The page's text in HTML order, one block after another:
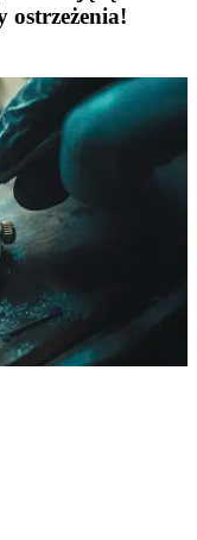
ostrzeżenia!